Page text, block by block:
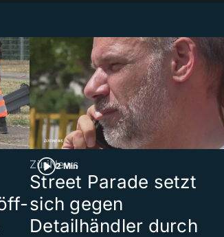
2 Min
ZüriNews
Street Parade setzt
sich gegen
Detailhändler durch